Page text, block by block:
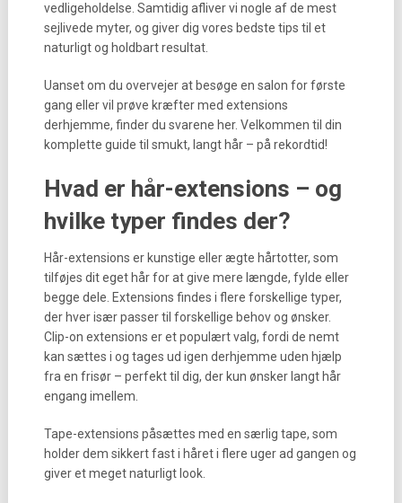
vedligeholdelse. Samtidig afliver vi nogle af de mest
sejlivede myter, og giver dig vores bedste tips til et
naturligt og holdbart resultat.
Uanset om du overvejer at besøge en salon for første
gang eller vil prøve kræfter med extensions
derhjemme, finder du svarene her. Velkommen til din
komplette guide til smukt, langt hår – på rekordtid!
Hvad er hår-extensions – og
hvilke typer findes der?
Hår-extensions er kunstige eller ægte hårtotter, som
tilføjes dit eget hår for at give mere længde, fylde eller
begge dele. Extensions findes i flere forskellige typer,
der hver især passer til forskellige behov og ønsker.
Clip-on extensions er et populært valg, fordi de nemt
kan sættes i og tages ud igen derhjemme uden hjælp
fra en frisør – perfekt til dig, der kun ønsker langt hår
engang imellem.
Tape-extensions påsættes med en særlig tape, som
holder dem sikkert fast i håret i flere uger ad gangen og
giver et meget naturligt look.